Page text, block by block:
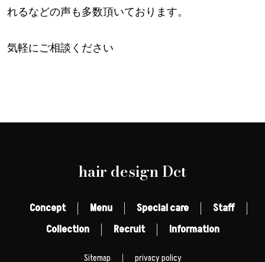
れるなどの声も多数頂いております。
気軽にご相談ください
hair design Dct
Concept Menu Special care
Staff
Collection
Recruit Information
Sitemap privacy policy